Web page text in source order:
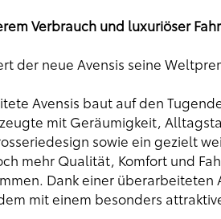
Verbrauch und luxuriöser
der neue Avensis seine
Avensis baut auf den
mit Geräumigkeit,
sowie ein gezielt
mehr Qualität, Komfort und
Dank einer
mit einem besonders